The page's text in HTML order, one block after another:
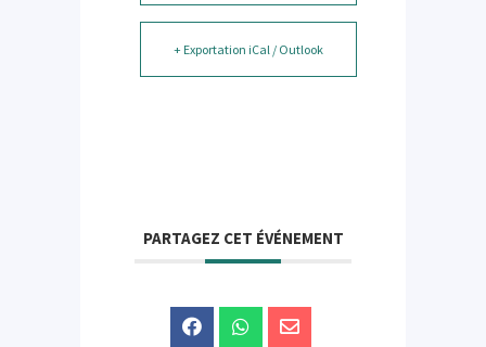
+ Exportation iCal / Outlook
PARTAGEZ CET ÉVÉNEMENT